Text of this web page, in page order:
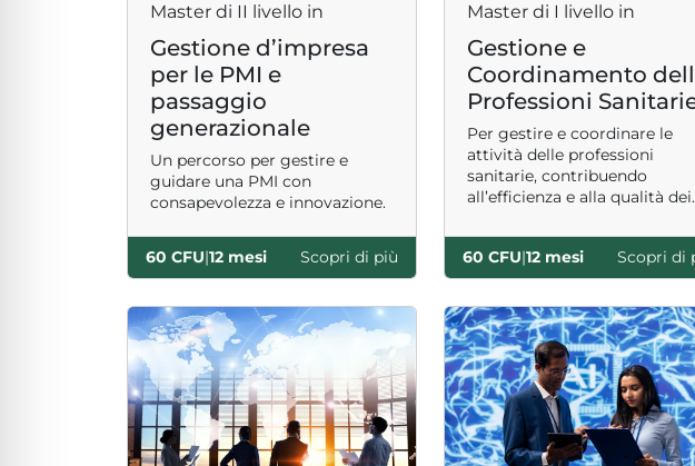
Master di II livello in
Gestione d’impresa
per le PMI e
passaggio
generazionale
Un percorso per gestire e
guidare una PMI con
consapevolezza e innovazione.
60 CFU|12 mesi Scopri di più
Master di I livello in
Gestione e
Coordinamento
Professioni
Per gestire e coordinare le
attività delle professioni
sanitarie, contribuendo
all’efficienza e alla qualità dei
60 CFU|12 mesi Scopri di